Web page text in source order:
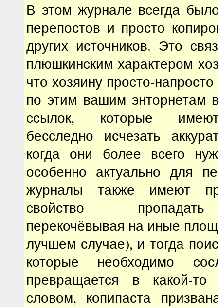
В этом журнале всегда
перепостов и просто
других источников. Это
плюшкинским характером
что хозяину просто-
по этим вашим энторнетам
ссылок, которые
бесследно исчезать
когда они более всего
особенно актуально для
журналы также имеют
свойство
перекочёвывая на иные
лучшем случае), и тогда
которые необходимо
превращается в какой-
словом, копипаста